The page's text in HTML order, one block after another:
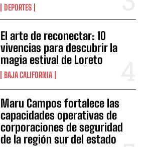
DEPORTES
El arte de reconectar: 10
vivencias para descubrir la
magia estival de Loreto
BAJA CALIFORNIA
Maru Campos fortalece las
capacidades operativas de
corporaciones de seguridad
de la región sur del estado